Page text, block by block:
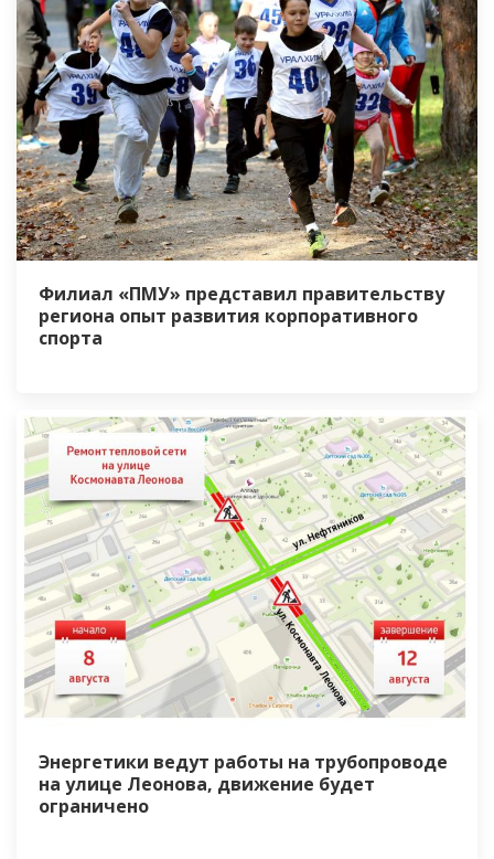
Филиал «ПМУ» представил правительству
региона опыт развития корпоративного
спорта
Энергетики ведут работы на трубопроводе
на улице Леонова, движение будет
ограничено